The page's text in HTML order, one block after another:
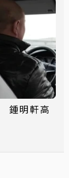
鍾明軒高